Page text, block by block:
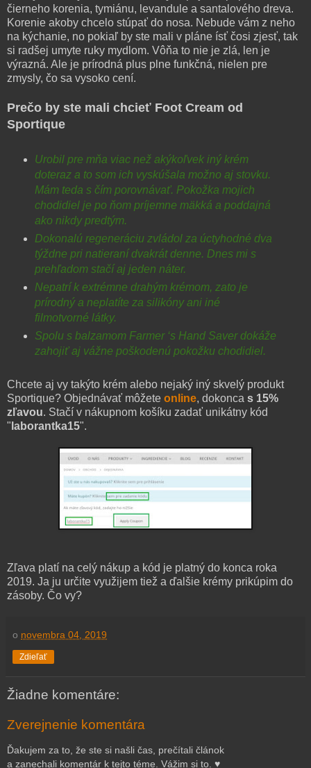
čierneho korenia, tymiánu, levandule a santalového dreva.
Korenie akoby chcelo stúpať do nosa. Nebude vám z neho
na kýchanie, no pokiaľ by ste mali v pláne ísť čosi zjesť, tak
si radšej umyte ruky mydlom. Vôňa to nie je zlá, len je
výrazná. Ale je prírodná plus plne funkčná, nielen pre
zmysly, čo sa vysoko cení.
Prečo by ste mali chcieť Foot Cream od
Sportique
Urobil pre mňa viac než akýkoľvek iný krém
doteraz a to som ich vyskúšala možno aj stovku.
Mám teda s čím porovnávať. Pokožka mojich
chodidiel je po ňom príjemne mäkká a poddajná
ako nikdy predtým.
Dokonalú regeneráciu zvládol za úctyhodné dva
týždne pri natieraní dvakrát denne. Dnes mi s
prehľadom stačí aj jeden náter.
Nepatrí k extrémne drahým krémom, zato je
prírodný a neplatíte za silikóny ani iné
filmotvorné látky.
Spolu s balzamom Farmer ‘s Hand Saver dokáže
zahojiť aj vážne poškodenú pokožku chodidiel.
Chcete aj vy takýto krém alebo nejaký iný skvelý produkt
Sportique? Objednávať môžete online, dokonca s 15%
zľavou. Stačí v nákupnom košíku zadať unikátny kód
" laborantka15".
Zľava platí na celý nákup a kód je platný do konca roka
2019. Ja ju určite využijem tiež a ďalšie krémy prikúpim do
zásoby. Čo vy?
o novembra 04, 2019
Zdieľať
Žiadne komentáre:
Zverejnenie komentára
Ďakujem za to, že ste si našli čas, prečítali článok
a zanechali komentár k tejto téme. Vážim si to. ♥